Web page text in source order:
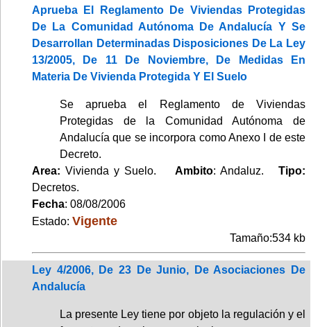
Aprueba El Reglamento De Viviendas Protegidas
De La Comunidad Autónoma De Andalucía Y Se
Desarrollan Determinadas Disposiciones De La Ley
13/2005, De 11 De Noviembre, De Medidas En
Materia De Vivienda Protegida Y El Suelo
Se aprueba el Reglamento de Viviendas
Protegidas de la Comunidad Autónoma de
Andalucía que se incorpora como Anexo I de este
Decreto.
Area: Vivienda y Suelo.Ambito: Andaluz.Tipo:
Decretos.
Fecha: 08/08/2006
Estado: Vigente
Tamaño:534 kb
Ley 4/2006, De 23 De Junio, De Asociaciones De
Andalucía
La presente Ley tiene por objeto la regulación y el